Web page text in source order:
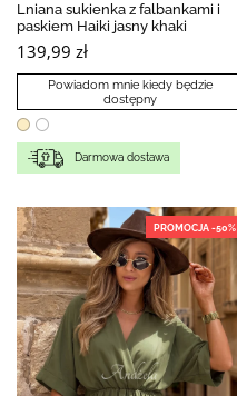
Lniana sukienka z falbankami i
paskiem Haiki jasny khaki
139,99 zł
Powiadom mnie kiedy będzie
dostępny
Darmowa dostawa
PROMOCJA -50%